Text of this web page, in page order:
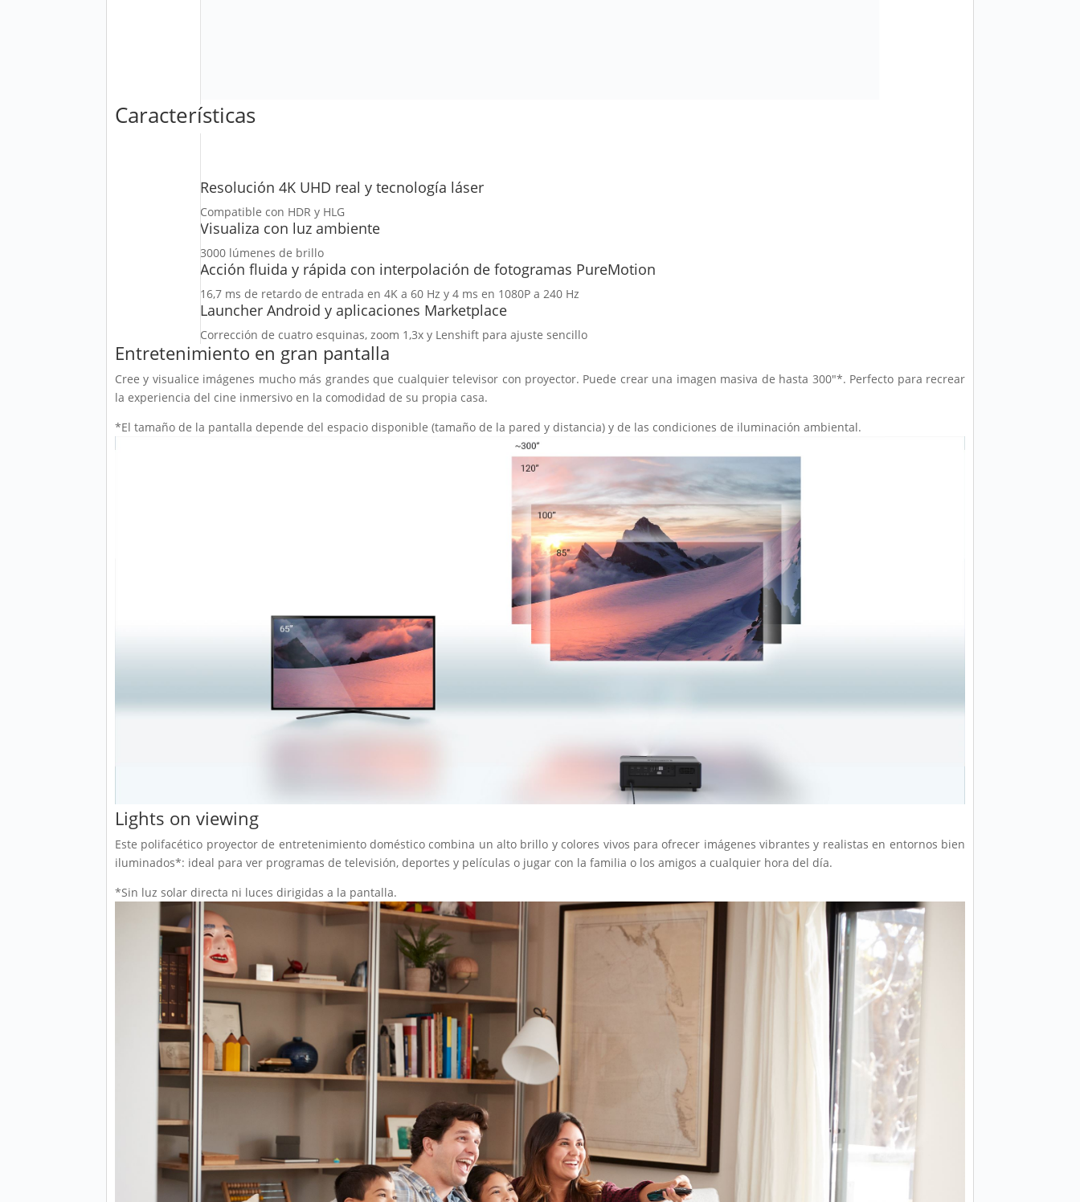
Características
Resolución 4K UHD real y tecnología láser
Compatible con HDR y HLG
Visualiza con luz ambiente
3000 lúmenes de brillo
Acción fluida y rápida con interpolación de fotogramas PureMotion
16,7 ms de retardo de entrada en 4K a 60 Hz y 4 ms en 1080P a 240 Hz
Launcher Android y aplicaciones Marketplace
Corrección de cuatro esquinas, zoom 1,3x y Lenshift para ajuste sencillo
Entretenimiento en gran pantalla
Cree y visualice imágenes mucho más grandes que cualquier televisor con proyector. Puede crear una imagen masiva de hasta 300"*. Perfecto para recrear
la experiencia del cine inmersivo en la comodidad de su propia casa.
*El tamaño de la pantalla depende del espacio disponible (tamaño de la pared y distancia) y de las condiciones de iluminación ambiental.
Lights on viewing
Este polifacético proyector de entretenimiento doméstico combina un alto brillo y colores vivos para ofrecer imágenes vibrantes y realistas en entornos bien
iluminados*: ideal para ver programas de televisión, deportes y películas o jugar con la familia o los amigos a cualquier hora del día.
*Sin luz solar directa ni luces dirigidas a la pantalla.